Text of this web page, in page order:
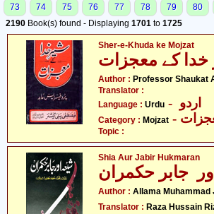
73
74 75 76 77 78 79 80
2190 Book(s) found - Displaying 1701 to 1725
Sher-e-Khuda ke Mojzat
Author : Professor Shaukat
Translator :
Language : Urdu
Category : Mojzat
Topic :
Shia Aur Jabir Hukmaran
Author : Allama Muhammad
Translator : Raza Hussain